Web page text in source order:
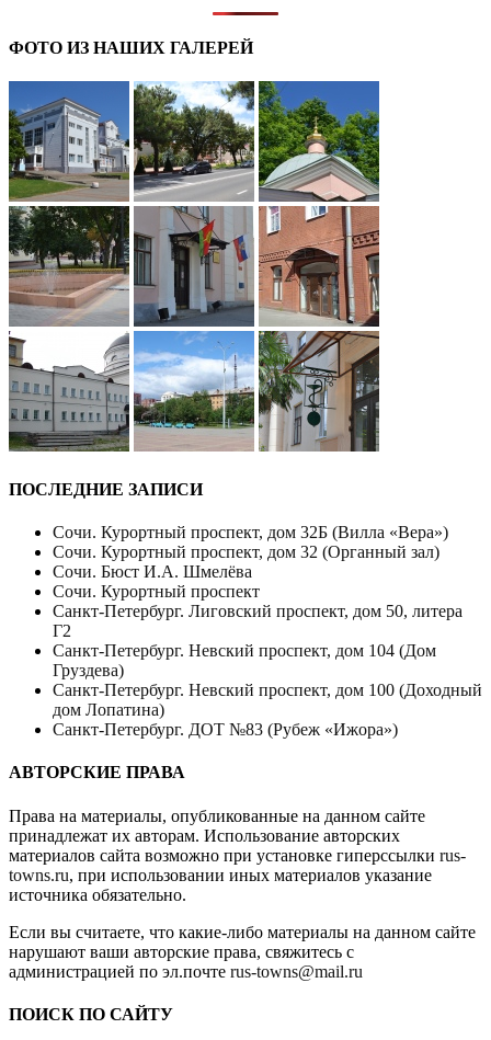
ФОТО ИЗ НАШИХ ГАЛЕРЕЙ
ПОСЛЕДНИЕ ЗАПИСИ
Сочи. Курортный проспект, дом 32Б (Вилла «Вера»)
Сочи. Курортный проспект, дом 32 (Органный зал)
Сочи. Бюст И.А. Шмелёва
Сочи. Курортный проспект
Санкт-Петербург. Лиговский проспект, дом 50, литера
Г2
Санкт-Петербург. Невский проспект, дом 104 (Дом
Груздева)
Санкт-Петербург. Невский проспект, дом 100 (Доходный
дом Лопатина)
Санкт-Петербург. ДОТ №83 (Рубеж «Ижора»)
АВТОРСКИЕ ПРАВА
Права на материалы, опубликованные на данном сайте
принадлежат их авторам. Использование авторских
материалов сайта возможно при установке гиперссылки rus-
towns.ru, при использовании иных материалов указание
источника обязательно.
Если вы считаете, что какие-либо материалы на данном сайте
нарушают ваши авторские права, свяжитесь с
администрацией по эл.почте rus-towns@mail.ru
ПОИСК ПО САЙТУ